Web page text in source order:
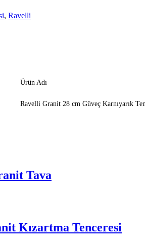
, Ravelli
Ürün Adı
Ravelli Granit 28 cm Güveç Karnıyarık
Tava
Kızartma Tenceresi